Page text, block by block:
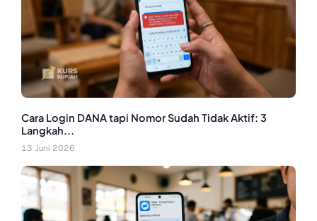
Cara Login DANA tapi Nomor Sudah Tidak Aktif: 3
Langkah...
13 Juni 2026